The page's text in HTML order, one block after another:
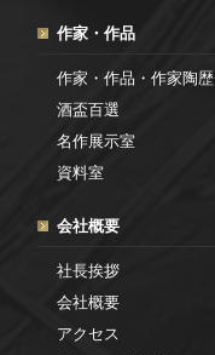
作家・作品
作家・作品・作家陶歴
酒盃百選
名作展示室
資料室
会社概要
社長挨拶
会社概要
アクセス